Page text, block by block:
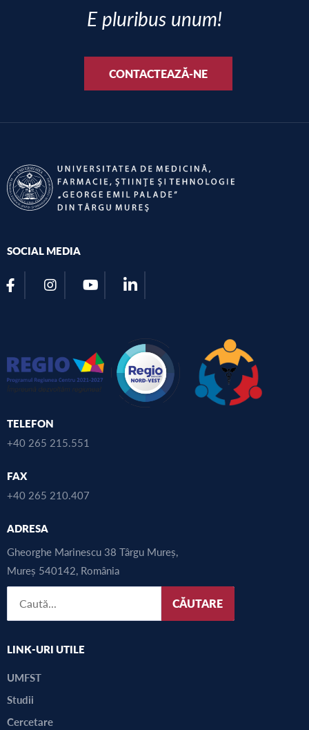
E pluribus unum!
CONTACTEAZĂ-NE
SOCIAL MEDIA
TELEFON
+40 265 215.551
FAX
+40 265 210.407
ADRESA
Gheorghe Marinescu 38 Târgu Mureș,
Mureș 540142, România
CĂUTARE
LINK-URI UTILE
UMFST
Studii
Cercetare